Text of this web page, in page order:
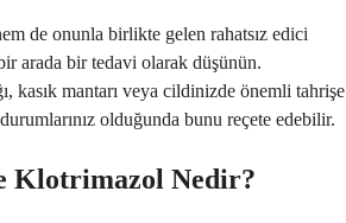
de onunla birlikte gelen rahatsız edici
arada bir tedavi olarak düşünün.
kasık mantarı veya cildinizde önemli tahrişe
olduğunda bunu reçete edebilir.
Klotrimazol Nedir?